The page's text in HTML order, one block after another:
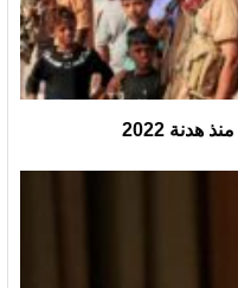
2022